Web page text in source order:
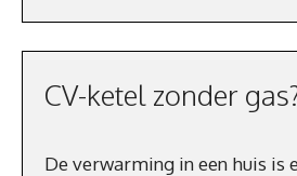
CV-ketel zonder
De verwarming in een huis is